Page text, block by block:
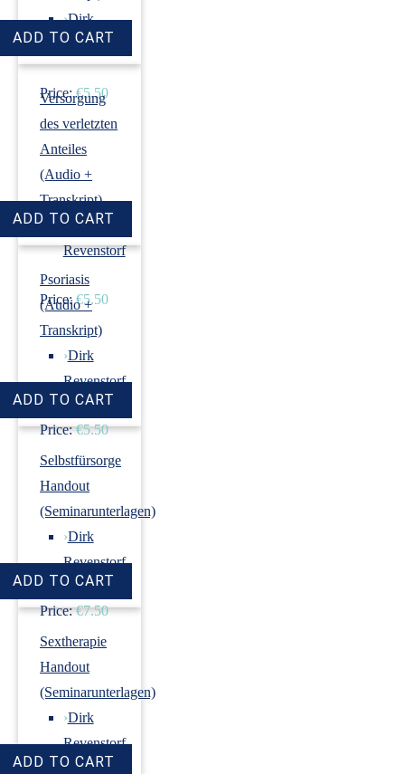
›Dirk
Revenstorf
Price: €5.50
Versorgung
des verletzten
Anteiles
(Audio +
Transkript)
›Dirk
Revenstorf
Price: €5.50
Psoriasis
(Audio +
Transkript)
›Dirk
Revenstorf
Price: €5.50
Selbstfürsorge
Handout
(Seminarunterlagen)
›Dirk
Revenstorf
Price: €7.50
Sextherapie
Handout
(Seminarunterlagen)
›Dirk
Revenstorf